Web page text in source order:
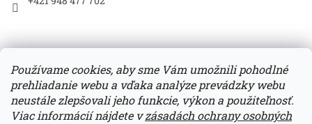
Používame cookies, aby sme Vám umožnili pohodlné
prehliadanie webu a vďaka analýze prevádzky webu
neustále zlepšovali jeho funkcie, výkon a použiteľnosť.
Viac informácií nájdete vzásadách ochrany osobných
Zboží.cz Heureka.sk